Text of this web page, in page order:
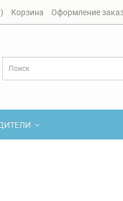
Корзина Оформление